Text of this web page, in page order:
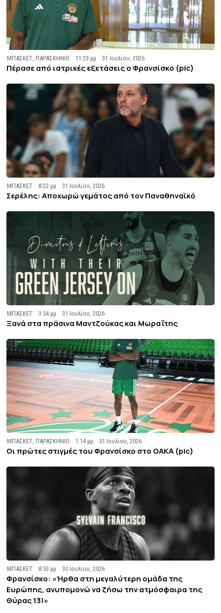
ΜΠΑΣΚΕΤ ,ΠΑΡΑΣΚΗΝΙΟ 11:23 μμ 31 Ιουλίου, 2026
Πέρασε από ιατρικές εξετάσεις ο Φρανσίσκο (pic)
ΜΠΑΣΚΕΤ 8:22 μμ 31 Ιουλίου, 2026
Σερέλης: Αποχωρώ γεμάτος από τον Παναθηναϊκό
ΜΠΑΣΚΕΤ 3:54 μμ 31 Ιουλίου, 2026
Ξανά στα πράσινα Μαντζούκας και Μωραΐτης
ΜΠΑΣΚΕΤ ,ΠΑΡΑΣΚΗΝΙΟ 1:14 μμ 31 Ιουλίου, 2026
Οι πρώτες στιγμές του Φρανσίσκο στο ΟΑΚΑ (pic)
ΜΠΑΣΚΕΤ 8:53 μμ 30 Ιουλίου, 2026
Φρανσίσκο: «Ήρθα στη μεγαλύτερη ομάδα της
Ευρώπης, ανυπομονώ να ζήσω την ατμόσφαιρα της
Θύρας 13!»